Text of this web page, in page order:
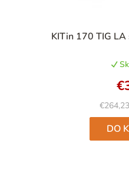
KITin 170 TIG
DO